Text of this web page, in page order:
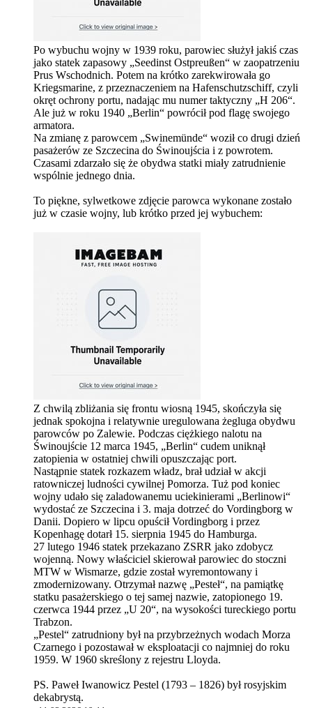
Po wybuchu wojny w 1939 roku, parowiec służył jakiś czas
jako statek zapasowy „Seedinst Ostpreußen“ w zaopatrzeniu
Prus Wschodnich. Potem na krótko zarekwirowała go
Kriegsmarine, z przeznaczeniem na Hafenschutzschiff, czyli
okręt ochrony portu, nadając mu numer taktyczny „H 206“.
Ale już w roku 1940 „Berlin“ powrócił pod flagę swojego
armatora.
Na zmianę z parowcem „Swinemünde“ woził co drugi dzień
pasażerów ze Szczecina do Świnoujścia i z powrotem.
Czasami zdarzało się że obydwa statki miały zatrudnienie
wspólnie jednego dnia.
To piękne, sylwetkowe zdjęcie parowca wykonane zostało
już w czasie wojny, lub krótko przed jej wybuchem:
Z chwilą zbliżania się frontu wiosną 1945, skończyła się
jednak spokojna i relatywnie uregulowana żegluga obydwu
parowców po Zalewie. Podczas ciężkiego nalotu na
Świnoujście 12 marca 1945, „Berlin“ cudem uniknął
zatopienia w ostatniej chwili opuszczając port.
Nastąpnie statek rozkazem władz, brał udział w akcji
ratowniczej ludności cywilnej Pomorza. Tuż pod koniec
wojny udało się zaladowanemu uciekinierami „Berlinowi“
wydostać ze Szczecina i 3. maja dotrzeć do Vordingborg w
Danii. Dopiero w lipcu opuścił Vordingborg i przez
Kopenhagę dotarł 15. sierpnia 1945 do Hamburga.
27 lutego 1946 statek przekazano ZSRR jako zdobycz
wojenną. Nowy właściciel skierował parowiec do stoczni
MTW w Wismarze, gdzie został wyremontowany i
zmodernizowany. Otrzymał nazwę „Pesteł“, na pamiątkę
statku pasażerskiego o tej samej nazwie, zatopionego 19.
czerwca 1944 przez „U 20“, na wysokości tureckiego portu
Trabzon.
„Pestel“ zatrudniony był na przybrzeżnych wodach Morza
Czarnego i pozostawał w eksploatacji co najmniej do roku
1959. W 1960 skreślony z rejestru Lloyda.
PS. Paweł Iwanowicz Pestel (1793 – 1826) był rosyjskim
dekabrystą.